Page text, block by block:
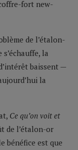
fort new-
de l’étalon-
la
baissent —
la
Ce qu’on voit et
de l’étalon-or
bénéfice est que